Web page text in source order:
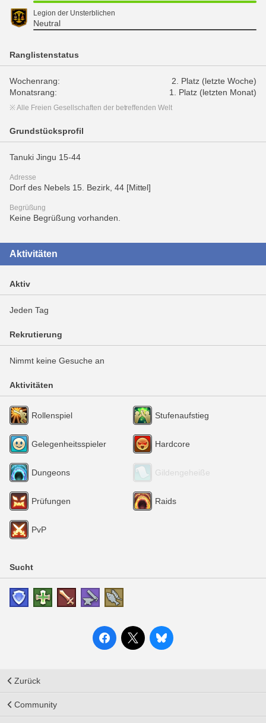
Legion der Unsterblichen
Neutral
Ranglistenstatus
Wochenrang:
2. Platz (letzte Woche)
Monatsrang:
1. Platz (letzten Monat)
※ Alle Freien Gesellschaften der betreffenden Welt
Grundstücksprofil
Tanuki Jingu 15-44
Adresse
Dorf des Nebels 15. Bezirk, 44 [Mittel]
Begrüßung
Keine Begrüßung vorhanden.
Aktivitäten
Aktiv
Jeden Tag
Rekrutierung
Nimmt keine Gesuche an
Aktivitäten
Rollenspiel Stufenaufstieg
Gelegenheitsspieler Hardcore
Dungeons Gildengeheiße
Prüfungen Raids
PvP
Sucht
Zurück
Community